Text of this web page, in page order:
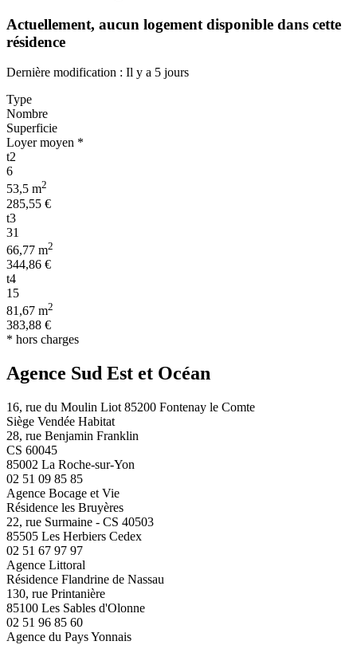
Actuellement, aucun logement disponible dans cette
résidence
Dernière modification : Il y a 5 jours
Type
Nombre
Superficie
Loyer moyen *
t2
6
53,5 m2
285,55 €
t3
31
66,77 m2
344,86 €
t4
15
81,67 m2
383,88 €
* hors charges
Agence Sud Est et Océan
16, rue du Moulin Liot 85200 Fontenay le Comte
Siège Vendée Habitat
28, rue Benjamin Franklin
CS 60045
85002 La Roche-sur-Yon
02 51 09 85 85
Agence Bocage et Vie
Résidence les Bruyères
22, rue Surmaine - CS 40503
85505 Les Herbiers Cedex
02 51 67 97 97
Agence Littoral
Résidence Flandrine de Nassau
130, rue Printanière
85100 Les Sables d'Olonne
02 51 96 85 60
Agence du Pays Yonnais